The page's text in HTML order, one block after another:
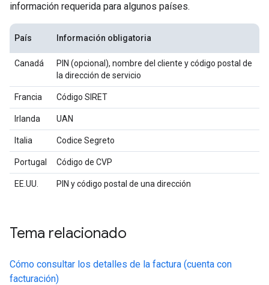
información requerida para algunos países.
País Información obligatoria
Canadá
PIN (opcional), nombre del cliente y código postal de
la dirección de servicio
Francia Código SIRET
Irlanda UAN
Italia Codice Segreto
Portugal Código de CVP
EE.UU. PIN y código postal de una dirección
Tema relacionado
Cómo consultar los detalles de la factura (cuenta con
facturación)